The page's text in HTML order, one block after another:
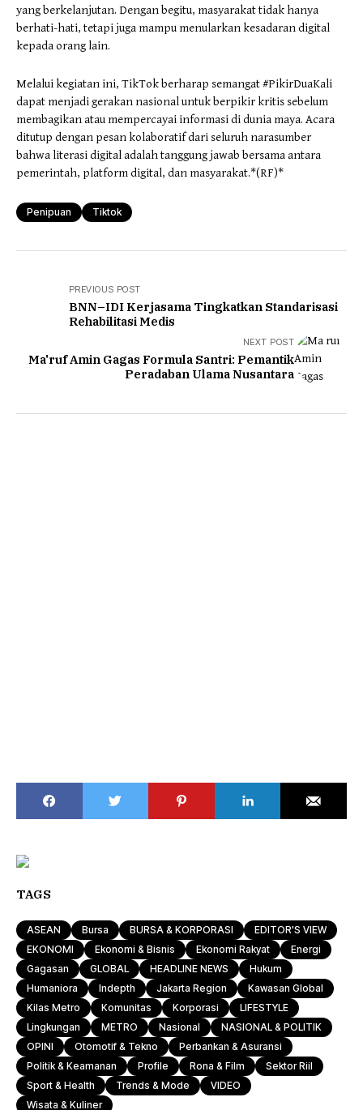
yang berkelanjutan. Dengan begitu, masyarakat tidak hanya
berhati-hati, tetapi juga mampu menularkan kesadaran digital
kepada orang lain.
Melalui kegiatan ini, TikTok berharap semangat #PikirDuaKali
dapat menjadi gerakan nasional untuk berpikir kritis sebelum
membagikan atau mempercayai informasi di dunia maya. Acara
ditutup dengan pesan kolaboratif dari seluruh narasumber
bahwa literasi digital adalah tanggung jawab bersama antara
pemerintah, platform digital, dan masyarakat.*(RF)*
Penipuan Tiktok
PREVIOUS POST
BNN–IDI Kerjasama Tingkatkan Standarisasi
Rehabilitasi Medis
NEXT POST
Ma'ruf Amin Gagas Formula Santri: Pemantik
Peradaban Ulama Nusantara
TAGS
ASEAN Bursa BURSA & KORPORASI
EDITOR'S VIEW
EKONOMI
Ekonomi & Bisnis Ekonomi Rakyat
Energi
Gagasan
GLOBAL HEADLINE NEWS
Hukum
Humaniora
Indepth Jakarta Region
Kawasan Global
Kilas Metro
Komunitas Korporasi
LIFESTYLE
Lingkungan
METRO Nasional
NASIONAL & POLITIK
OPINI
Otomotif & Tekno
Perbankan & Asuransi
Politik & Keamanan
Profile Rona & Film
Sektor Riil
Sport & Health
Trends & Mode
VIDEO
Wisata & Kuliner